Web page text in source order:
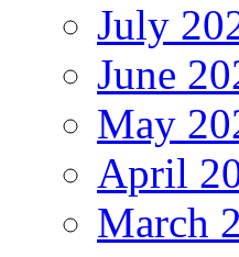
July
June
May
April
March